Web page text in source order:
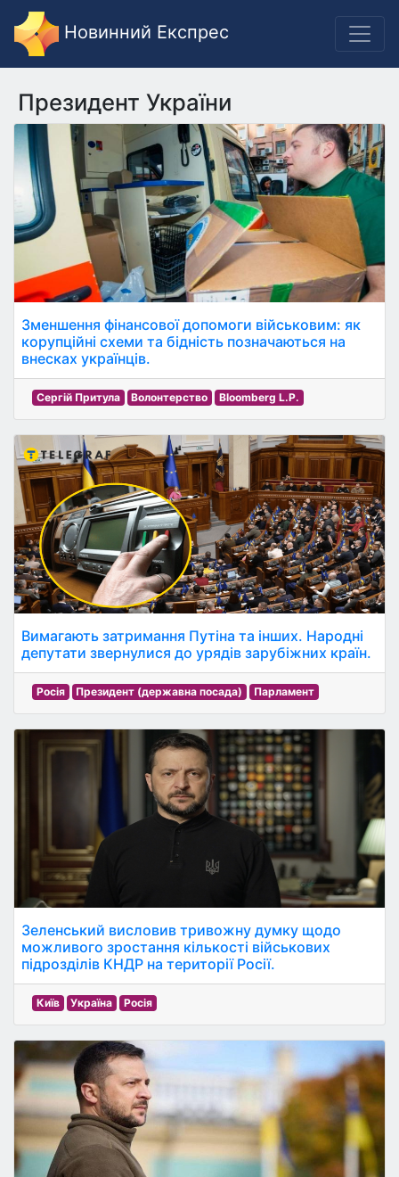
Новинний Експрес
Президент України
Зменшення фінансової допомоги військовим: як
корупційні схеми та бідність позначаються на
внесках українців.
Сергій Притула Волонтерство Bloomberg L.P.
Вимагають затримання Путіна та інших. Народні
депутати звернулися до урядів зарубіжних країн.
Росія Президент (державна посада) Парламент
Зеленський висловив тривожну думку щодо
можливого зростання кількості військових
підрозділів КНДР на території Росії.
Київ Україна Росія